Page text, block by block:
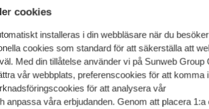
cookies
installeras i din webbläsare när du
cookies som standard för att säkerställa att
Med din tillåtelse använder vi på Sunweb Group
vår webbplats, preferenscookies för att komma
för att analysera vår
anpassa våra erbjudanden. Genom att placera 1:a
Även om inte allt är stängt på
kan ändras (beroende på månens
visum kan du besökadenna sida.